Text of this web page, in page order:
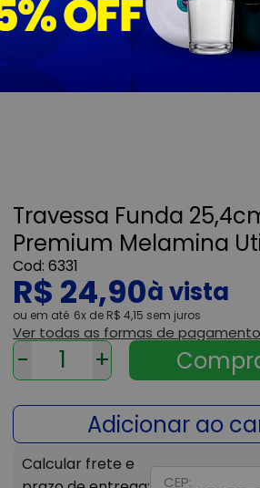
Travessa Funda
Premium Melamina
6331
R$ 24,90
ou 6x de R$ 4,15 sem juros
Ver todas as formas de pagamento
- +